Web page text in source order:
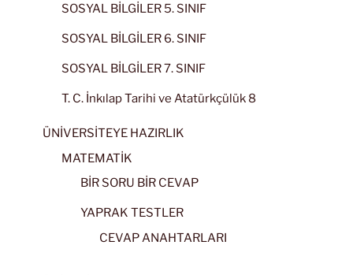
SOSYAL BİLGİLER 5. SINIF
SOSYAL BİLGİLER 6. SINIF
SOSYAL BİLGİLER 7. SINIF
T. C. İnkılap Tarihi ve Atatürkçülük 8
ÜNİVERSİTEYE HAZIRLIK
MATEMATİK
BİR SORU BİR CEVAP
YAPRAK TESTLER
CEVAP ANAHTARLARI